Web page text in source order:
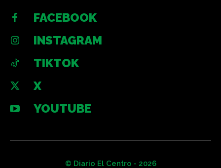
FACEBOOK
INSTAGRAM
TIKTOK
X
YOUTUBE
© Diario El Centro - 2026